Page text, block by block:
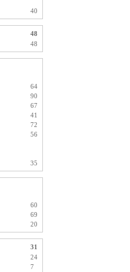
40
48
48
64
90
67
41
72
56
35
60
69
20
31
24
7